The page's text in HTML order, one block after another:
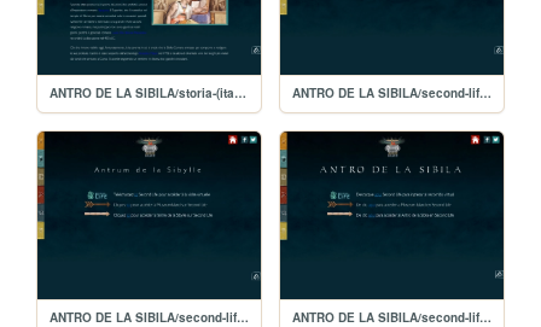
ANTRO DE LA SIBILA/storia-(italiano) ANTRO DE LA SIBILA/second-life-(italiano)
ANTRO DE LA SIBILA/second-life-(français) ANTRO DE LA SIBILA/second-life-(espa)